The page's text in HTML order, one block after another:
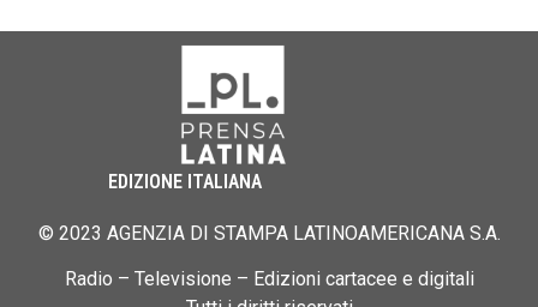
EDIZIONE ITALIANA
© 2023 AGENZIA DI STAMPA LATINOAMERICANA S.A.
Radio – Televisione – Edizioni cartacee e digitali